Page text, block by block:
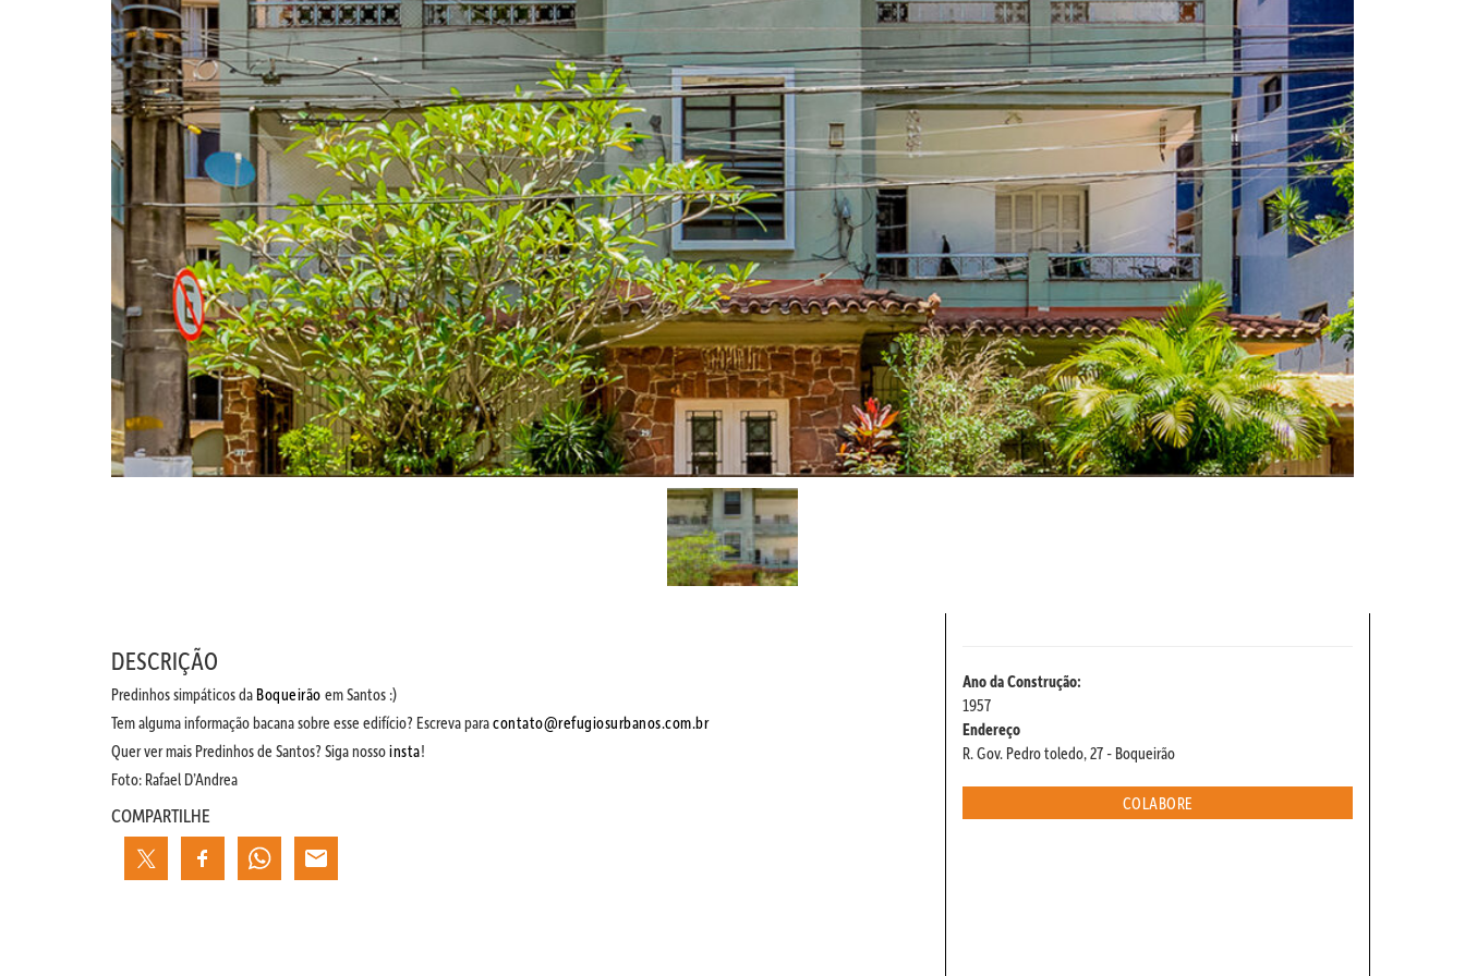
DESCRIÇÃO
Predinhos simpáticos da Boqueirão em Santos :)
Tem alguma informação bacana sobre esse edifício? Escreva paracontato@refugiosurbanos.com.br
Quer ver mais Predinhos de Santos? Siga nossoinsta!
Foto: Rafael D’Andrea
COMPARTILHE
Ano da Construção:
1957
Endereço
R. Gov. Pedro toledo, 27 - Boqueirão
COLABORE